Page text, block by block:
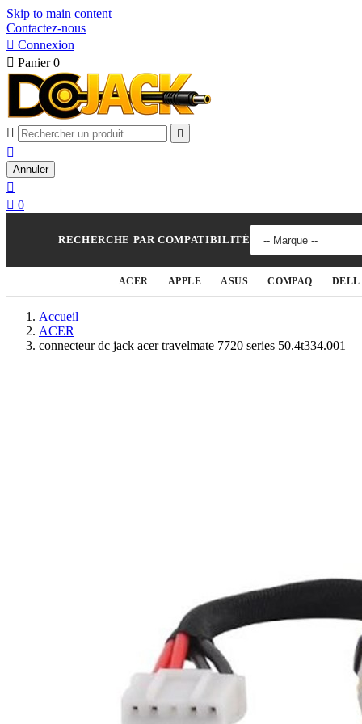
Skip to main content
Contactez-nous
 Connexion
 Panier 0
 

Annuler

 0
RECHERCHE PAR COMPATIBILITÉ
ACER APPLE ASUS COMPAQ DELL
Accueil
ACER
connecteur dc jack acer travelmate 7720 series 50.4t334.001